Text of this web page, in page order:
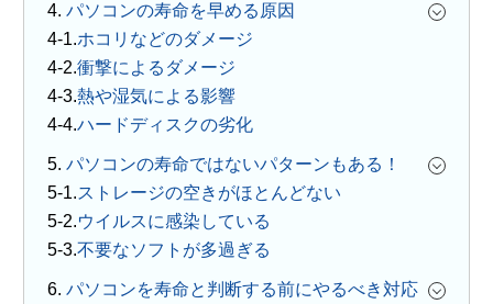
4. パソコンの寿命を早める原因
ホコリなどのダメージ
衝撃によるダメージ
熱や湿気による影響
ハードディスクの劣化
5. パソコンの寿命ではないパターンもある！
ストレージの空きがほとんどない
ウイルスに感染している
不要なソフトが多過ぎる
6. パソコンを寿命と判断する前にやるべき対応